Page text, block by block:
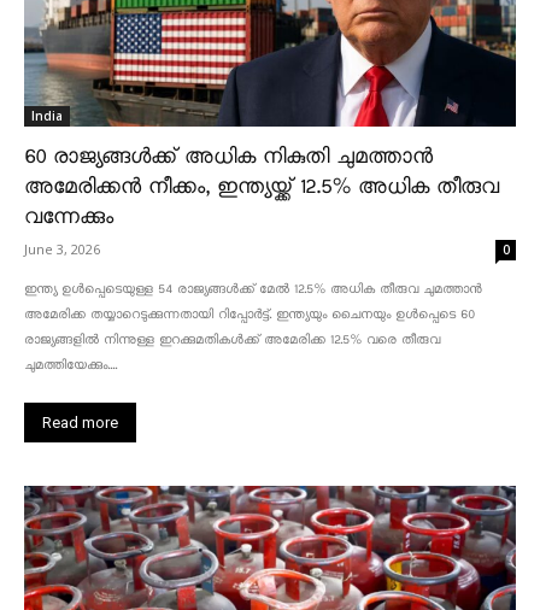
India
60 രാജ്യങ്ങൾക്ക് അധിക നികുതി ചുമത്താൻ
അമേരിക്കൻ നീക്കം, ഇന്ത്യയ്ക്ക് 12.5% അധിക തീരുവ
വന്നേക്കും
June 3, 2026 0
ഇന്ത്യ ഉൾപ്പെടെയുള്ള 54 രാജ്യങ്ങൾക്ക് മേൽ 12.5% അധിക തീരുവ ചുമത്താൻ
അമേരിക്ക തയ്യാറെടുക്കുന്നതായി റിപ്പോർട്ട്. ഇന്ത്യയും ചൈനയും ഉൾപ്പെടെ 60
രാജ്യങ്ങളിൽ നിന്നുള്ള ഇറക്കുമതികൾക്ക് അമേരിക്ക 12.5% ​​വരെ തീരുവ
ചുമത്തിയേക്കും....
Read more